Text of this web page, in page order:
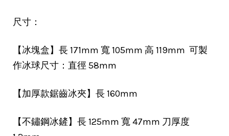
尺寸：
【冰塊盒】長 171mm 寬 105mm 高 119mm 可製
作冰球尺寸：直徑 58mm
【加厚款鋸齒冰夾】長 160mm
【不鏽鋼冰鏟】長 125mm 寬 47mm 刀厚度